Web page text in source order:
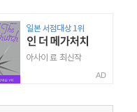
AD